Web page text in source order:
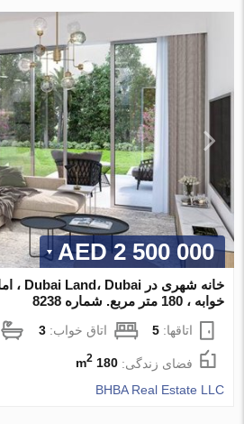
2 500 000 AED
خوابه ، 180 متر مربع. شماره 8238
اتاقها:5 اتاق خواب:3
فضای زندگی:180 m
2
BHBA Real Estate LLC